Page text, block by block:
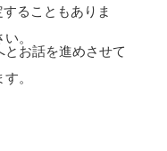
ることもありま
。
お話を進めさせて
。